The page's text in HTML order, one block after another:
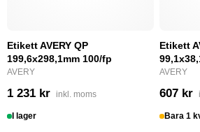
Etikett AVERY QP
199,6x298,1mm 100/fp
AVERY
1 231 kr inkl. moms
I lager
Etikett
AVERY
607 kr
Bara 1